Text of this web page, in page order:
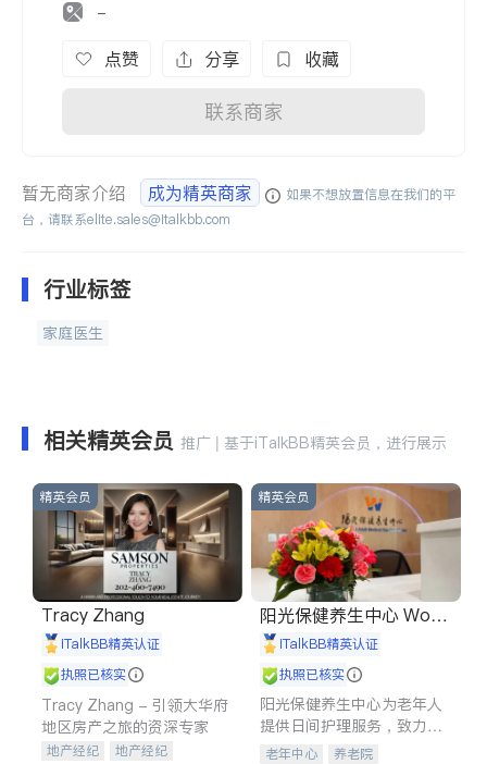
-
点赞 分享 收藏
联系商家
暂无商家介绍 成为精英商家
如果不想放置信息在我们的平
台，请联系elite.sales@italkbb.com
行业标签
家庭医生
相关精英会员 推广 | 基于iTalkBB精英会员，进行展示
精英会员
Tracy Zhang
iTalkBB精英认证
执照已核实
Tracy Zhang - 引领大华府
地区房产之旅的资深专家
地产经纪
地产经纪
精英会员
阳光保健养生中心 World
shine
iTalkBB精英认证
执照已核实
阳光保健养生中心为老年人
提供日间护理服务，致力于
通过持续的护理创新来有效
老年中心 养老院